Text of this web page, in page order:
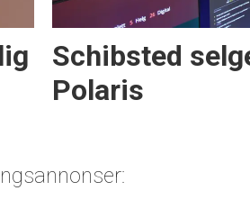
Schibsted
Polaris